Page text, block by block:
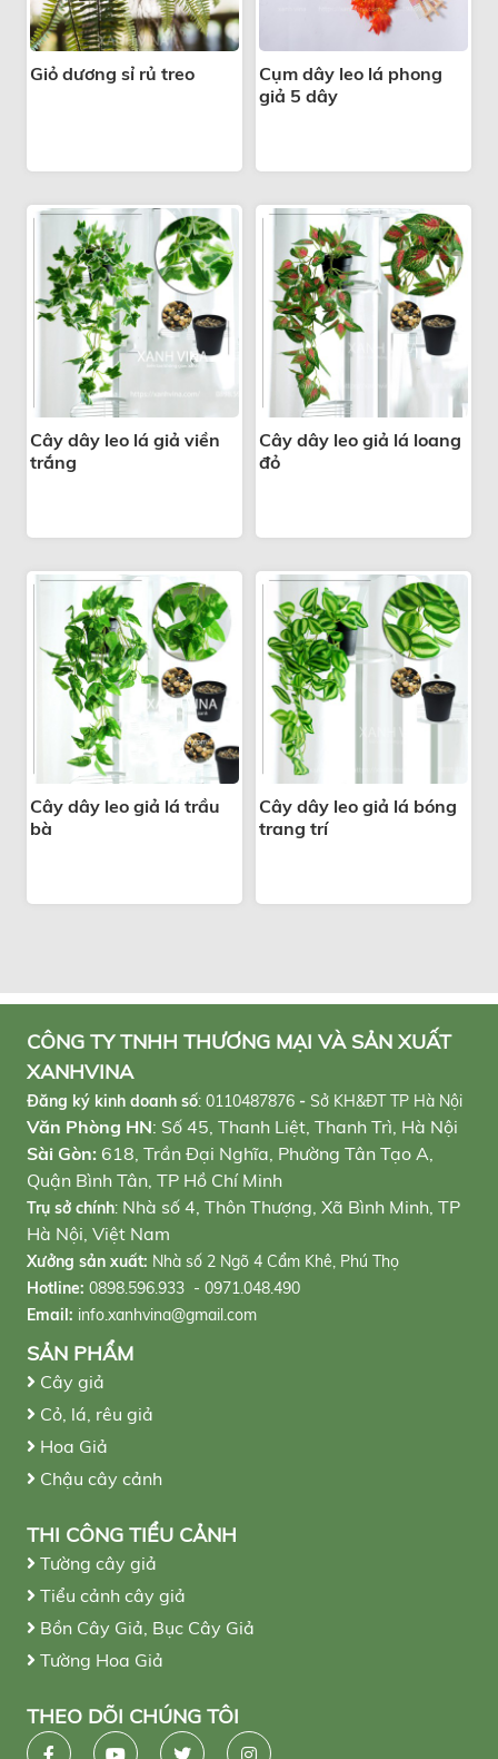
Giỏ dương sỉ rủ treo
Cụm dây leo lá phong
giả 5 dây
Cây dây leo lá giả viền
trắng
Cây dây leo giả lá loang
đỏ
Cây dây leo giả lá trầu
bà
Cây dây leo giả lá bóng
trang trí
CÔNG TY TNHH THƯƠNG MẠI VÀ SẢN XUẤT
XANHVINA
Đăng ký kinh doanh số: 0110487876 - Sở KH&ĐT TP Hà Nội
Văn Phòng HN: Số 45, Thanh Liệt, Thanh Trì, Hà Nội
Sài Gòn: 618, Trần Đại Nghĩa, Phường Tân Tạo A,
Quận Bình Tân, TP Hồ Chí Minh
Trụ sở chính: Nhà số 4, Thôn Thượng, Xã Bình Minh, TP
Hà Nội, Việt Nam
Xưởng sản xuất: Nhà số 2 Ngõ 4 Cẩm Khê, Phú Thọ
Hotline: 0898.596.933 - 0971.048.490
Email: info.xanhvina@gmail.com
SẢN PHẨM
Cây giả
Cỏ, lá, rêu giả
Hoa Giả
Chậu cây cảnh
THI CÔNG TIỂU CẢNH
Tường cây giả
Tiểu cảnh cây giả
Bồn Cây Giả, Bục Cây Giả
Tường Hoa Giả
THEO DÕI CHÚNG TÔI